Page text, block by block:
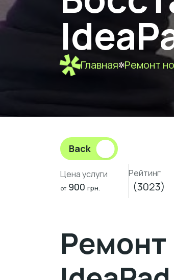
Главная Ремонт
Back
Цена услуги
от 900 грн.
Рейтинг
(3023)
Ремонт